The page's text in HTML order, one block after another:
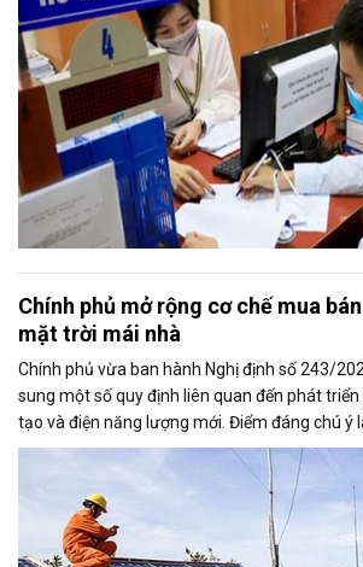
Chính phủ mở rộng cơ chế mua
mặt trời mái nhà
Chính phủ vừa ban hành Nghị định số 243/
sung một số quy định liên quan đến phát
tạo và điện năng lượng mới. Điểm đáng chú ý
điện dư từ các hệ thống điện mặt trời mái
đó nâng tỷ lệ sản lượng điện dư được phép
đa 50%, tạo thêm động lực cho người dân và
vào nguồn điện sạch.